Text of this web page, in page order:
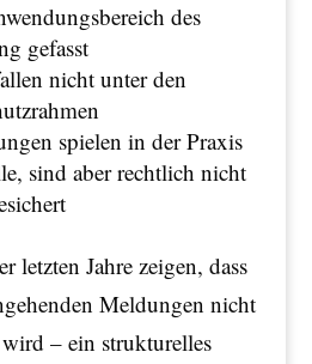
des
gefasst
nicht unter den
spielen in der Praxis
sind aber rechtlich nicht
letzten Jahre zeigen, dass
Meldungen nicht
– ein strukturelles